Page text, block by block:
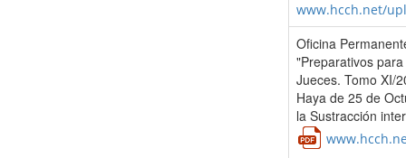
www.hcch.net/
Oficina
"Preparativos
Jueces. Tomo XI/
Haya de 25 de
la Sustracción